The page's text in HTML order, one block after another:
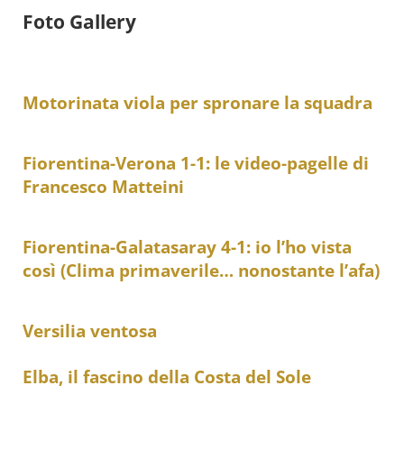
Foto Gallery
Motorinata viola per spronare la squadra
Fiorentina-Verona 1-1: le video-pagelle di
Francesco Matteini
Fiorentina-Galatasaray 4-1: io l’ho vista
così (Clima primaverile… nonostante l’afa)
Versilia ventosa
Elba, il fascino della Costa del Sole